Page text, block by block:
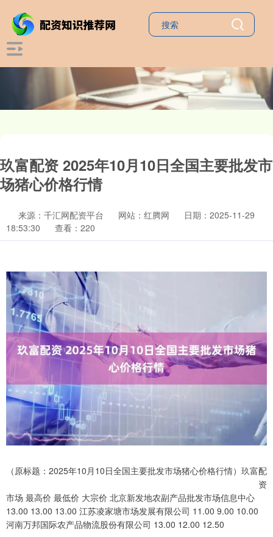
玖富配资 2025年10月10日全国主要批发市
场猪心价格行情
来源：千汇网配资平台 网站：红腾网
日期：2025-11-29
18:53:30
查看：220
（原标题：2025年10月10日全国主要批发市场猪心价格行情）玖富配
资
市场 最高价 最低价 大宗价 北京新发地农副产品批发市场信息中心
13.00 13.00 13.00 江苏凌家塘市场发展有限公司 11.00 9.00 10.00
河南万邦国际农产品物流股份有限公司 13.00 12.00 12.50